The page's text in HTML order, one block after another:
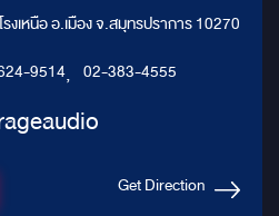
เหนือ อ.เมือง จ.สมุทรปราการ 10270
9514, 02-383-4555
Get Direction